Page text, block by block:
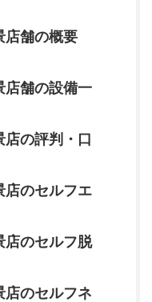
店舗の概要
店舗の設備一
店の評判・口
店のセルフエ
店のセルフ脱
店のセルフネ